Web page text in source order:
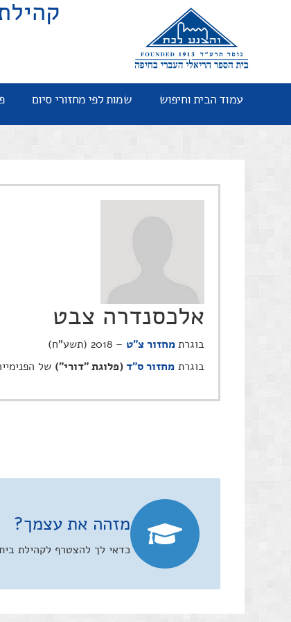
עמוד הבית וחיפוש שמות לפי מחזורי סיום
אלכסנדרה צבט
בוגרתמחזור צ"ט – 2018 (תשע"ח)
בוגרת מחזור ס"ד (פלוגת "דורי") של
מזהה את עצמך?
כדאי לך להצטרף לקהילת